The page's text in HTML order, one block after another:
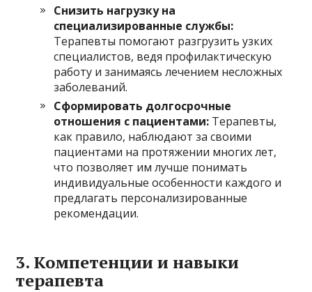
Снизить нагрузку на
специализированные службы:
Терапевты помогают разгрузить узких
специалистов, ведя профилактическую
работу и занимаясь лечением несложных
заболеваний.
Сформировать долгосрочные
отношения с пациентами: Терапевты,
как правило, наблюдают за своими
пациентами на протяжении многих лет,
что позволяет им лучше понимать
индивидуальные особенности каждого и
предлагать персонализированные
рекомендации.
3. Компетенции и навыки
терапевта